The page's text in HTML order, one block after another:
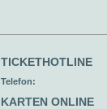
TICKETHOTLINE
Telefon:
KARTEN ONLINE